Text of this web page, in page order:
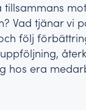
Vad tjänar vi
följ
hos era